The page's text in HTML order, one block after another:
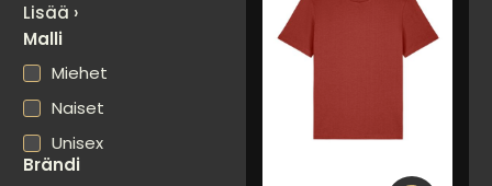
Lisää ›
Malli
Miehet
Naiset
Unisex
Brändi